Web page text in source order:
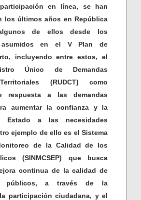
en línea, se han
los últimos años en República
de ellos desde los
asumidos en el V Plan de
incluyendo entre estos, el
Único de Demandas
(RUDCT) como
respuesta a las demandas
aumentar la confianza y la
Estado a las necesidades
ejemplo de ello es el Sistema
de la Calidad de los
(SINMCSEP) que busca
continua de la calidad de
públicos, a través de la
participación ciudadana, y el